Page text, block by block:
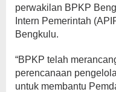
perwakilan BPKP
Intern Pemerintah
Bengkulu.
“BPKP telah
perencanaan
untuk membantu